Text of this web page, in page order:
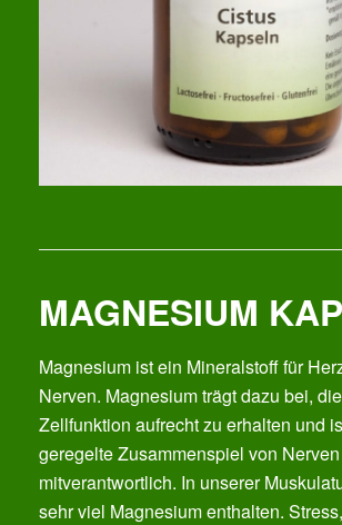
MAGNESIUM
Magnesium ist ein Mineralstoff für
Nerven. Magnesium trägt dazu bei,
Zellfunktion aufrecht zu erhalten und
geregelte Zusammenspiel von
mitverantwortlich. In unserer
sehr viel Magnesium enthalten.